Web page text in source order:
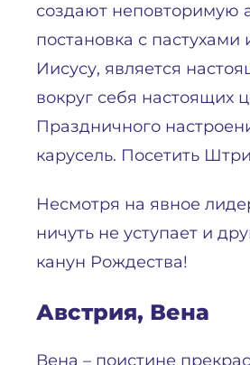
создают неповторимую
постановка с
Иисусу, является
вокруг себя настоящих
Праздничного
карусель. Посетить
Несмотря на явное
ничуть не уступает и
канун Рождества!
Австрия, Вена
Вена – поистине